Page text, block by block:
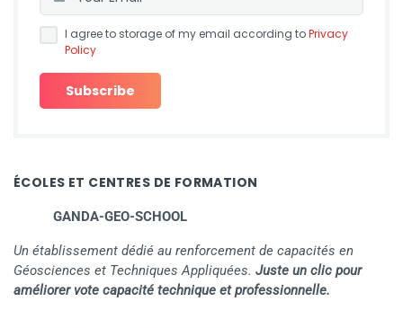
I agree to storage of my email according toPrivacy
Policy
ÉCOLES ET CENTRES DE FORMATION
GANDA-GEO-SCHOOL
Un établissement dédié au renforcement de capacités en
Géosciences et Techniques Appliquées. Juste un clic pour
améliorer vote capacité technique et professionnelle.